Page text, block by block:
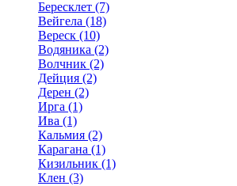
Бересклет (7)
Вейгела (18)
Вереск (10)
Водяника (2)
Волчник (2)
Дейция (2)
Дерен (2)
Ирга (1)
Ива (1)
Кальмия (2)
Карагана (1)
Кизильник (1)
Клен (3)